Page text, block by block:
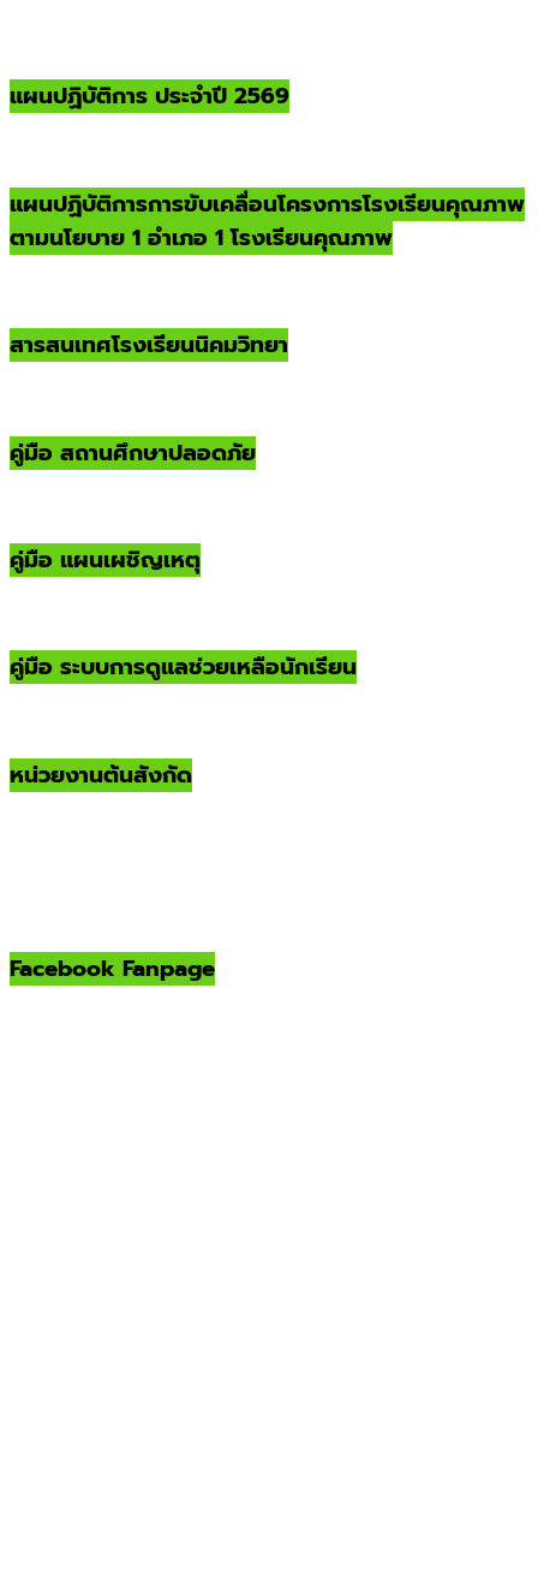
แผนปฏิบัติการ ประจำปี 2569
แผนปฏิบัติการการขับเคลื่อนโครงการโรงเรียนคุณภาพ
ตามนโยบาย 1 อำเภอ 1 โรงเรียนคุณภาพ
สารสนเทศโรงเรียนนิคมวิทยา
คู่มือ สถานศึกษาปลอดภัย
คู่มือ แผนเผชิญเหตุ
คู่มือ ระบบการดูแลช่วยเหลือนักเรียน
หน่วยงานต้นสังกัด
Facebook Fanpage